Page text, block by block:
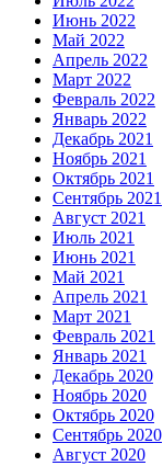
Июнь 2022
Май 2022
Апрель 2022
Март 2022
Февраль 2022
Январь 2022
Декабрь 2021
Ноябрь 2021
Октябрь 2021
Сентябрь 2021
Август 2021
Июль 2021
Июнь 2021
Май 2021
Апрель 2021
Март 2021
Февраль 2021
Январь 2021
Декабрь 2020
Ноябрь 2020
Октябрь 2020
Сентябрь 2020
Август 2020